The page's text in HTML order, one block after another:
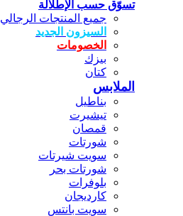
تسوّق حسب الإطلالة
جميع المنتجات الرجالي
السيزون الجديد
الخصومات
بيزك
كتان
الملابس
بناطيل
تيشيرت
قمصان
شورتات
سويت شيرتات
شورتات بحر
بلوفرات
كارديجان
سويت بانتس